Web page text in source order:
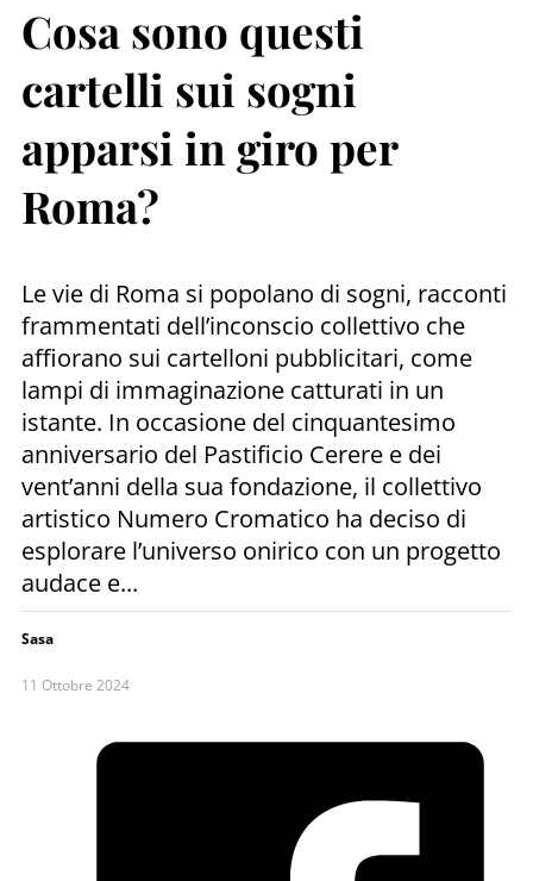
Cosa sono questi
cartelli sui sogni
apparsi in giro per
Roma?
Le vie di Roma si popolano di sogni, racconti
frammentati dell’inconscio collettivo che
affiorano sui cartelloni pubblicitari, come
lampi di immaginazione catturati in un
istante. In occasione del cinquantesimo
anniversario del Pastificio Cerere e dei
vent’anni della sua fondazione, il collettivo
artistico Numero Cromatico ha deciso di
esplorare l’universo onirico con un progetto
audace e...
Sasa
11 Ottobre 2024